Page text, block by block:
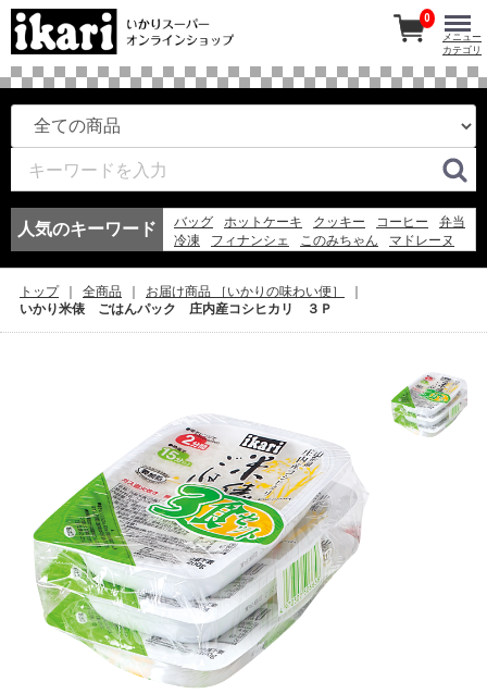
人気のキーワード バッグ ホットケーキ クッキー コーヒー
弁当
冷凍
フィナンシェ このみちゃん
マドレーヌ
そうめん
ゼリー
0
メニュー
カテゴリ
トップ 全商品
お届け商品 ［いかりの味わい便］
いかり米俵 ごはんパック 庄内産コシヒカリ ３Ｐ